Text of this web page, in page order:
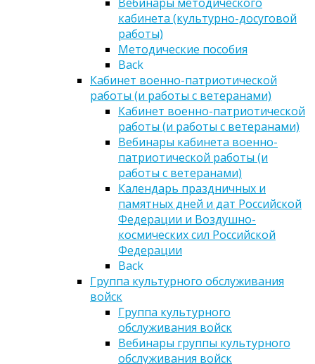
кабинета (культурно-досуговой
работы)
Методические пособия
Back
Кабинет военно-патриотической
работы (и работы с ветеранами)
Кабинет военно-патриотической
работы (и работы с ветеранами)
Вебинары кабинета военно-
патриотической работы (и
работы с ветеранами)
Календарь праздничных и
памятных дней и дат Российской
Федерации и Воздушно-
космических сил Российской
Федерации
Back
Группа культурного обслуживания
войск
Группа культурного
обслуживания войск
Вебинары группы культурного
обслуживания войск